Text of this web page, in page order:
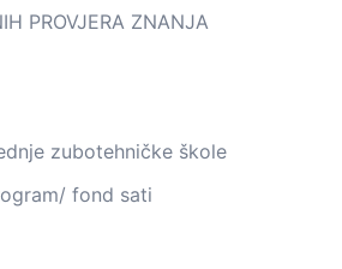
PROVJERA ZNANJA
zubotehničke škole
fond sati